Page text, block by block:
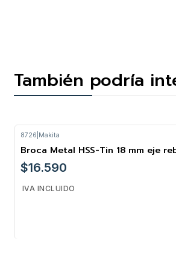
También podría
8726 Makita
Broca Metal HSS-Tin 18 mm eje
$16.590
IVA INCLUIDO